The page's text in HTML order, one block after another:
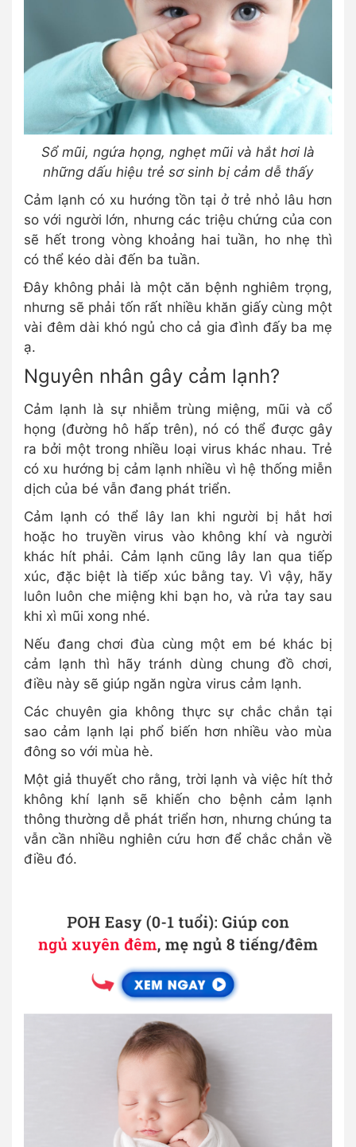
Sổ mũi, ngứa họng, nghẹt mũi và hắt hơi là
những dấu hiệu trẻ sơ sinh bị cảm dễ thấy
Cảm lạnh có xu hướng tồn tại ở trẻ nhỏ lâu hơn
so với người lớn, nhưng các triệu chứng của con
sẽ hết trong vòng khoảng hai tuần, ho nhẹ thì
có thể kéo dài đến ba tuần.
Đây không phải là một căn bệnh nghiêm trọng,
nhưng sẽ phải tốn rất nhiều khăn giấy cùng một
vài đêm dài khó ngủ cho cả gia đình đấy ba mẹ
ạ.
Nguyên nhân gây cảm lạnh?
Cảm lạnh là sự nhiễm trùng miệng, mũi và cổ
họng (đường hô hấp trên), nó có thể được gây
ra bởi một trong nhiều loại virus khác nhau. Trẻ
có xu hướng bị cảm lạnh nhiều vì hệ thống miễn
dịch của bé vẫn đang phát triển.
Cảm lạnh có thể lây lan khi người bị hắt hơi
hoặc ho truyền virus vào không khí và người
khác hít phải. Cảm lạnh cũng lây lan qua tiếp
xúc, đặc biệt là tiếp xúc bằng tay. Vì vậy, hãy
luôn luôn che miệng khi bạn ho, và rửa tay sau
khi xì mũi xong nhé.
Nếu đang chơi đùa cùng một em bé khác bị
cảm lạnh thì hãy tránh dùng chung đồ chơi,
điều này sẽ giúp ngăn ngừa virus cảm lạnh.
Các chuyên gia không thực sự chắc chắn tại
sao cảm lạnh lại phổ biến hơn nhiều vào mùa
đông so với mùa hè.
Một giả thuyết cho rằng, trời lạnh và việc hít thở
không khí lạnh sẽ khiến cho bệnh cảm lạnh
thông thường dễ phát triển hơn, nhưng chúng ta
vẫn cần nhiều nghiên cứu hơn để chắc chắn về
điều đó.